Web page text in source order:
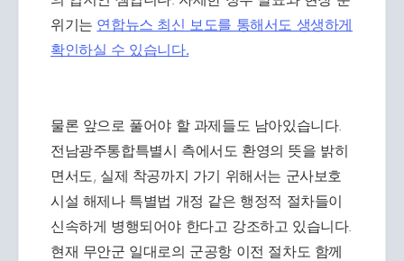
위기는 연합뉴스 최신 보도를 통해서도 생생하게
확인하실 수 있습니다.
물론 앞으로 풀어야 할 과제들도 남아있습니다.
전남광주통합특별시 측에서도 환영의 뜻을 밝히
면서도, 실제 착공까지 가기 위해서는 군사보호
시설 해제나 특별법 개정 같은 행정적 절차들이
신속하게 병행되어야 한다고 강조하고 있습니다.
현재 무안군 일대로의 군공항 이전 절차도 함께